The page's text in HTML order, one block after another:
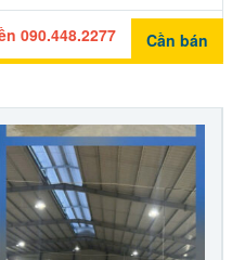
090.448.2277 Cần bán